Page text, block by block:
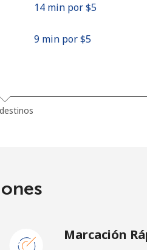
14 min por ⁦$5⁩
9 min por ⁦$5⁩
Marcación